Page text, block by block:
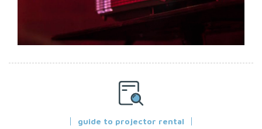
guide to projector rental